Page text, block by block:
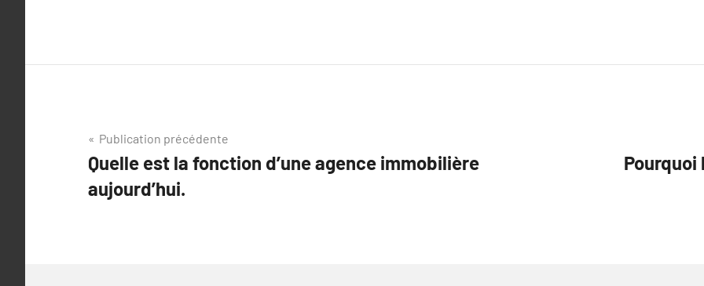
Navigation
de
l’article
Publication précédente
Quelle est la fonction d’une agence immobilière
aujourd’hui.